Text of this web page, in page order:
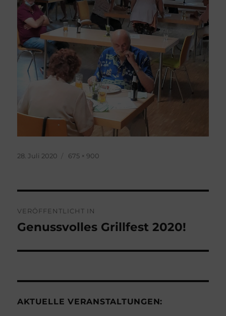
Veröffentlicht
28. Juli 2020 Originalgröße
675 × 900
VERÖFFENTLICHT IN
Genussvolles Grillfest 2020!
AKTUELLE VERANSTALTUNGEN: